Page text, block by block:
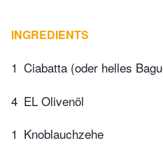
INGREDIENTS
1 Ciabatta (oder helles
4 EL Olivenöl
1 Knoblauchzehe